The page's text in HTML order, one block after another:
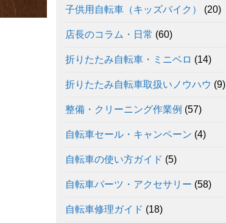
子供用自転車（キッズバイク） (20)
店長のコラム・日常 (60)
折りたたみ自転車・ミニベロ (14)
折りたたみ自転車取扱いノウハウ (9)
整備・クリーニング作業例 (57)
自転車セール・キャンペーン (4)
自転車の使い方ガイド (5)
自転車パーツ・アクセサリー (58)
自転車修理ガイド (18)